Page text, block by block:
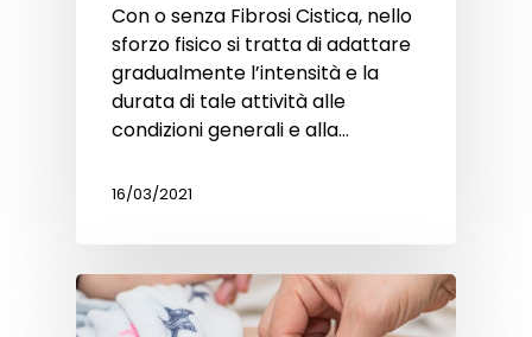
Con o senza Fibrosi Cistica, nello
sforzo fisico si tratta di adattare
gradualmente l’intensità e la
durata di tale attività alle
condizioni generali e alla…
16/03/2021